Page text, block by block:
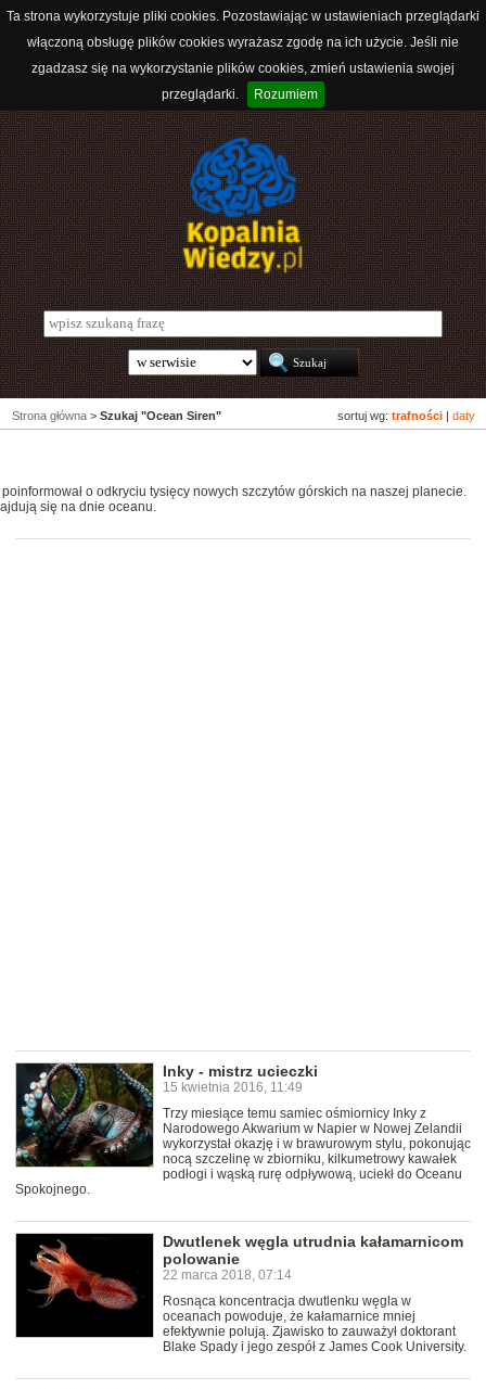
Ta strona wykorzystuje pliki cookies. Pozostawiając w ustawieniach przeglądarki
włączoną obsługę plików cookies wyrażasz zgodę na ich użycie. Jeśli nie
zgadzasz się na wykorzystanie plików cookies, zmień ustawienia swojej
przeglądarki.
Rozumiem
sortuj wg: trafności daty
Strona główna > Szukaj "Ocean Siren"
o odkryciu tysięcy nowych szczytów górskich na naszej planecie.
się na dnie oceanu.
Inky - mistrz ucieczki
15 kwietnia 2016, 11:49
Trzy miesiące temu samiec ośmiornicy Inky z
Narodowego Akwarium w Napier w Nowej Zelandii
wykorzystał okazję i w brawurowym stylu, pokonując
nocą szczelinę w zbiorniku, kilkumetrowy kawałek
podłogi i wąską rurę odpływową, uciekł do Oceanu
Spokojnego.
Dwutlenek węgla utrudnia kałamarnicom
polowanie
22 marca 2018, 07:14
Rosnąca koncentracja dwutlenku węgla w
oceanach powoduje, że kałamarnice mniej
efektywnie polują. Zjawisko to zauważył doktorant
Blake Spady i jego zespół z James Cook University.